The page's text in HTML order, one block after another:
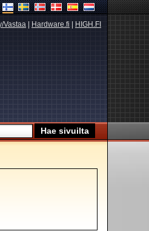
Vastaa Hardware.fi HIGH.FI